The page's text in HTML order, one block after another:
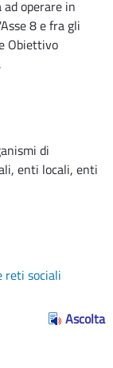
operare in
8 e fra gli
Obiettivo
di
enti locali, enti
reti sociali
Ascolta